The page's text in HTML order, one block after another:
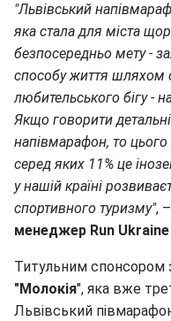
"Львівський
яка стала для міста
безпосередньо мету -
способу життя шляхом
любительського бігу -
Якщо говорити
напівмарафон, то
серед яких 11% це
у нашій країні
спортивного туризму", –
менеджер Run
Титульним спонсором
"Молокія", яка вже
Львівський